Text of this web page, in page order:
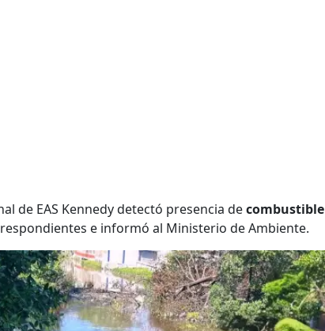
de EAS Kennedy detectó presencia decombustible
e informó al Ministerio de Ambiente.